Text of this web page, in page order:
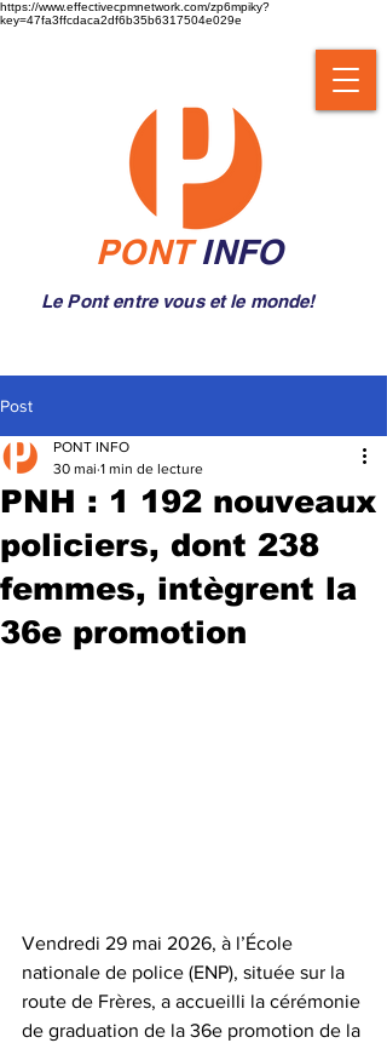
https://www.effectivecpmnetwork.com/zp6mpiky?
key=47fa3ffcdaca2df6b35b6317504e029e
PONTINFO
Le Pont entre vous et le monde!
Post
PNH : 1 192 nouveaux
policiers, dont 238
femmes, intègrent la
36e promotion
PONT INFO
30 mai 1 min de lecture
Vendredi 29 mai 2026, à l’École
nationale de police (ENP), située sur la
route de Frères, a accueilli la cérémonie
de graduation de la 36e promotion de la